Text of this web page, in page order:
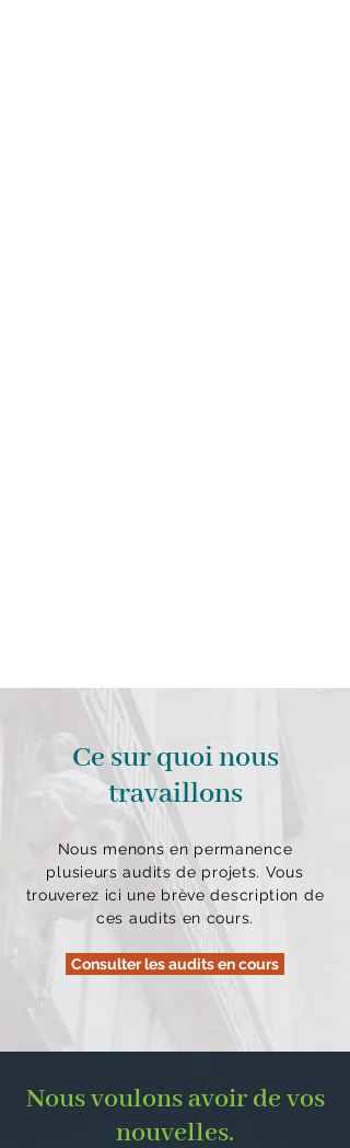
Ce sur quoi nous
travaillons
Nous menons en permanence
plusieurs audits de projets. Vous
trouverez ici une brève description de
ces audits en cours.
Consulter les audits en cours
Nous voulons avoir de vos
nouvelles.